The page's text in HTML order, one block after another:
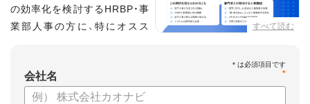
すべて読む
の効率化を検討するHRBP・事
業部人事の方に、特にオスス
【資料の内容】
・部門人事が抱える問題とその解決法
*
会社名